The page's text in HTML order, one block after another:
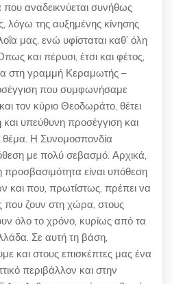
αναδεικνύεται συνήθως
λόγω της αυξημένης κίνησης
μας, ενώ υφίσταται καθ’ όλη
και πέρυσι, έτσι και φέτος,
στη γραμμή Κεραμωτής –
που συμφωνήσαμε
τον κύριο Θεοδωράτο, θέτει
και υπεύθυνη προσέγγιση και
Η Συνομοσπονδία
με πολύ σεβασμό. Αρχικά,
προσβασιμότητα είναι υπόθεση
και που, πρωτίστως, πρέπει να
ζουν στη χώρα, στους
όλο το χρόνο, κυρίως από τα
Σε αυτή τη βάση,
και στους επισκέπτες μας ένα
περιβάλλον και στην